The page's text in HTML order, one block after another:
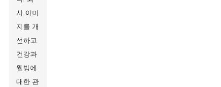
사 이미
지를 개
선하고
건강과
웰빙에
대한 관